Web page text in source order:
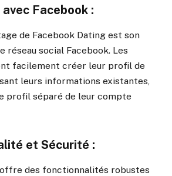
Facebook :
de Facebook Dating est son
réseau social Facebook. Les
facilement créer leur profil de
leurs informations existantes,
profil séparé de leur compte
et Sécurité :
des fonctionnalités robustes